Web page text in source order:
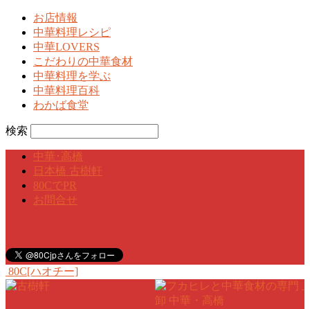
お店情報
中華料理レシピ
中華LOVERS
こだわりの中華食材
中華料理を学ぶ
中華料理百科
わかば食堂
検索
中華･高橋
日本橋 古樹軒
80CでPR
お問合せ
80C[ハオチー]